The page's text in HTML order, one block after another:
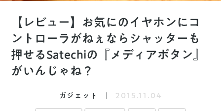
【レビュー】お気にのイヤホンにコ
ントローラがねぇならシャッターも
押せるSatechiの『メディアボタン』
がいんじゃね？
ガジェット 2015.11.04